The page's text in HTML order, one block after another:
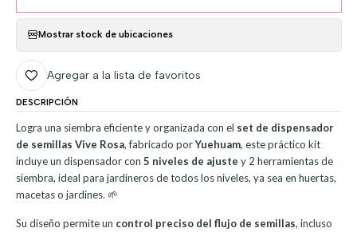
Mostrar stock de ubicaciones
Agregar a la lista de favoritos
DESCRIPCIÓN
Logra una siembra eficiente y organizada con el set de dispensador
de semillas Vive Rosa, fabricado porYuehuam, este práctico kit
incluye un dispensador con 5 niveles de ajuste y 2 herramientas de
siembra, ideal para jardineros de todos los niveles, ya sea en huertas,
macetas o jardines. 🌱
Su diseño permite un control preciso del flujo de semillas, incluso